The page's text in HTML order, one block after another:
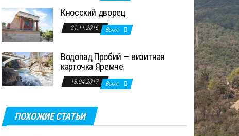
Кносский дворец
21.11.2016 Выкл.
Водопад Пробий — визитная
карточка Яремче
13.04.2017 Выкл.
ПОХОЖИЕ СТАТЬИ